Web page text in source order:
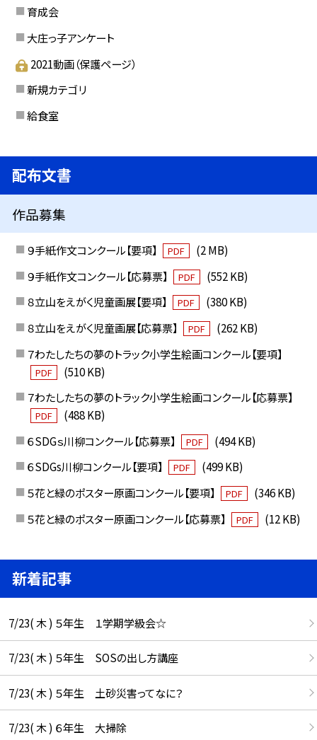
育成会
大庄っ子アンケート
2021動画（保護ページ）
新規カテゴリ
給食室
配布文書
作品募集
９手紙作文コンクール【要項】 PDF
(2 MB)
９手紙作文コンクール【応募票】
PDF
(552 KB)
８立山をえがく児童画展【要項】
PDF
(380 KB)
８立山をえがく児童画展【応募票】
PDF
(262 KB)
７わたしたちの夢のトラック小学生絵画コンクール【要項】
PDF
(510 KB)
７わたしたちの夢のトラック小学生絵画コンクール【応募票】
PDF
(488 KB)
６SDGｓ川柳コンクール【応募票】
PDF
(494 KB)
６SDGs川柳コンクール【要項】
PDF
(499 KB)
５花と緑のポスター原画コンクール【要項】
PDF
(346 KB)
５花と緑のポスター原画コンクール【応募票】
PDF (12 KB)
新着記事
7/23( 木 ) ５年生 １学期学級会☆
7/23( 木 ) ５年生 SOSの出し方講座
7/23( 木 ) ５年生 土砂災害ってなに？
7/23( 木 ) ６年生 大掃除